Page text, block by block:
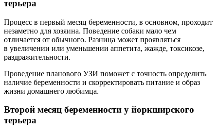
терьера
Процесс в первый месяц беременности, в основном, проходит
незаметно для хозяина. Поведение собаки мало чем
отличается от обычного. Разница может проявляться
в увеличении или уменьшении аппетита, жажде, токсикозе,
раздражительности.
Проведение планового УЗИ поможет с точность определить
наличие беременности и скорректировать питание и образ
жизни домашнего любимца.
Второй месяц беременности у йоркширского
терьера